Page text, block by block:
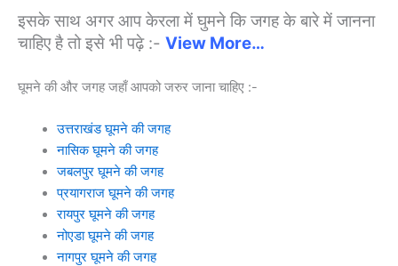
इसके साथ अगर आप केरला में घुमने कि जगह के बारे में जानना
चाहिए है तो इसे भी पढ़े :- View More…
घूमने की और जगह जहाँ आपको जरुर जाना चाहिए :-
उत्तराखंड घूमने की जगह
नासिक घूमने की जगह
जबलपुर घूमने की जगह
प्रयागराज घूमने की जगह
रायपुर घूमने की जगह
नोएडा घूमने की जगह
नागपुर घूमने की जगह